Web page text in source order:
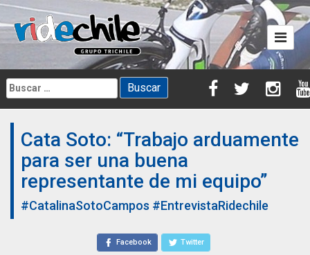
Skip
to
content
Buscar:
Cata Soto: “Trabajo arduamente
para ser una buena
representante de mi equipo”
#CatalinaSotoCampos #EntrevistaRidechile
Facebook Twitter